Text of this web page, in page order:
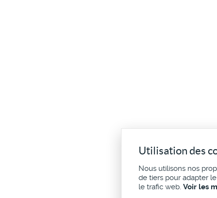
Utilisation des
Nous utilisons nos
de tiers pour adapter
le trafic web. Voir les